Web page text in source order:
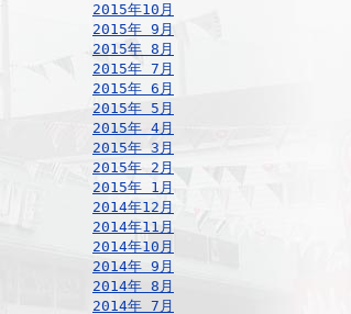
2015年10月
2015年 9月
2015年 8月
2015年 7月
2015年 6月
2015年 5月
2015年 4月
2015年 3月
2015年 2月
2015年 1月
2014年12月
2014年11月
2014年10月
2014年 9月
2014年 8月
2014年 7月